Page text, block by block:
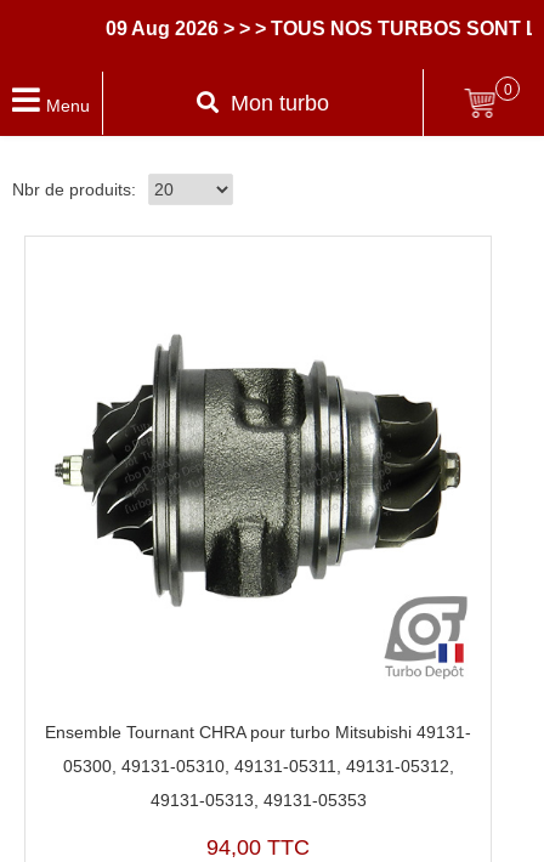
09 Aug 2026 > > > TOUS NOS TURBOS SONT
Menu Mon turbo
0
Nbr de produits:
Ensemble Tournant CHRA pour turbo Mitsubishi 49131-
05300, 49131-05310, 49131-05311, 49131-05312,
49131-05313, 49131-05353
94,00 TTC